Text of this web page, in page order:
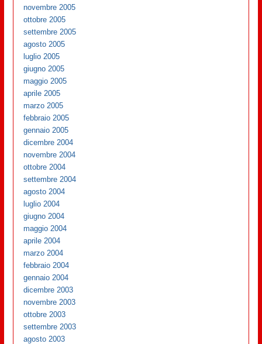
novembre 2005
ottobre 2005
settembre 2005
agosto 2005
luglio 2005
giugno 2005
maggio 2005
aprile 2005
marzo 2005
febbraio 2005
gennaio 2005
dicembre 2004
novembre 2004
ottobre 2004
settembre 2004
agosto 2004
luglio 2004
giugno 2004
maggio 2004
aprile 2004
marzo 2004
febbraio 2004
gennaio 2004
dicembre 2003
novembre 2003
ottobre 2003
settembre 2003
agosto 2003